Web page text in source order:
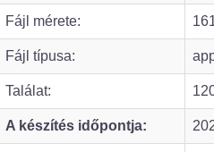
Fájl mérete:
Fájl típusa:
Találat:
A készítés időpontja: